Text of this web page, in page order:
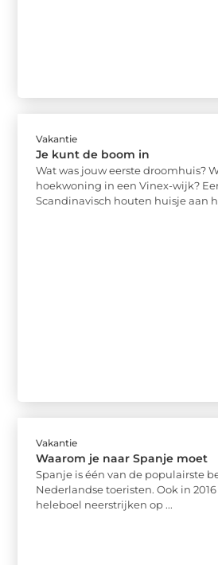
Vakantie
Je kunt de boom in
Wat was jouw eerste droomhuis?
hoekwoning in een Vinex-wijk?
Scandinavisch houten huisje aan
Vakantie
Waarom je naar Spanje moet
Spanje is één van de populairste
Nederlandse toeristen. Ook in
heleboel neerstrijken op ...